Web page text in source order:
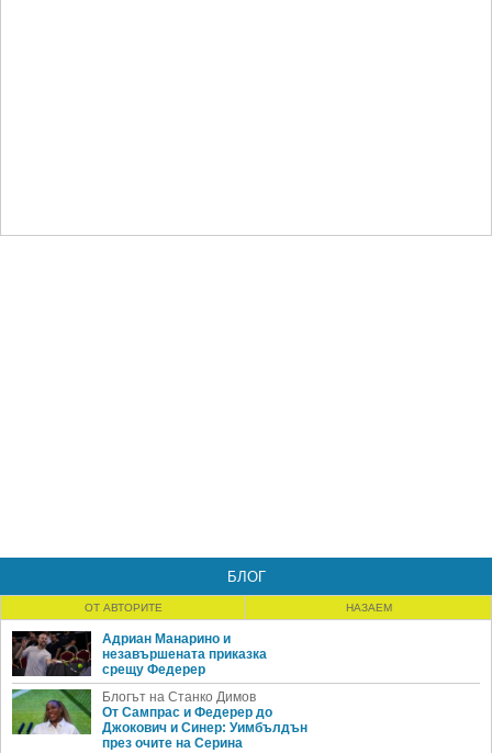
БЛОГ
ОТ АВТОРИТЕ НАЗАЕМ
Адриан Манарино и
незавършената приказка
срещу Федерер
Блогът на Станко Димов
От Сампрас и Федерер до
Джокович и Синер: Уимбълдън
през очите на Серина